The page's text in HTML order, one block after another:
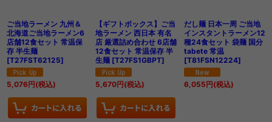
ご当地ラーメン 九州＆
北海道ご当地ラーメン6
店舗12食セット 常温保
存 半生麺
[T27FST62125]
5,076円(税込)
【ギフトボックス】ご当
地ラーメン 西日本 有名
店 厳選詰め合わせ 6店舗
12食セット 常温保存 半
生麺 [T27FS1GBPT]
5,670円(税込)
だし麺 日本一周 ご当地
インスタントラーメン12
種24食セット 袋麺 国分
tabete 常温
[T81FSN12224]
6,055円(税込)